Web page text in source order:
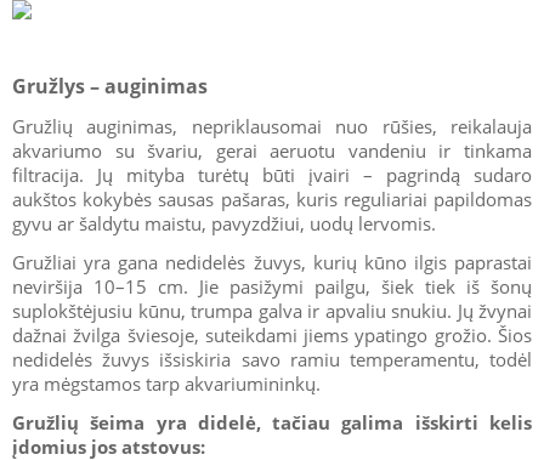
Gružlys – auginimas
Gružlių auginimas, nepriklausomai nuo rūšies, reikalauja
akvariumo su švariu, gerai aeruotu vandeniu ir tinkama
filtracija. Jų mityba turėtų būti įvairi – pagrindą sudaro
aukštos kokybės sausas pašaras, kuris reguliariai papildomas
gyvu ar šaldytu maistu, pavyzdžiui, uodų lervomis.
Gružliai yra gana nedidelės žuvys, kurių kūno ilgis paprastai
neviršija 10–15 cm. Jie pasižymi pailgu, šiek tiek iš šonų
suplokštėjusiu kūnu, trumpa galva ir apvaliu snukiu. Jų žvynai
dažnai žvilga šviesoje, suteikdami jiems ypatingo grožio. Šios
nedidelės žuvys išsiskiria savo ramiu temperamentu, todėl
yra mėgstamos tarp akvariumininkų.
Gružlių šeima yra didelė, tačiau galima išskirti kelis
įdomius jos atstovus: